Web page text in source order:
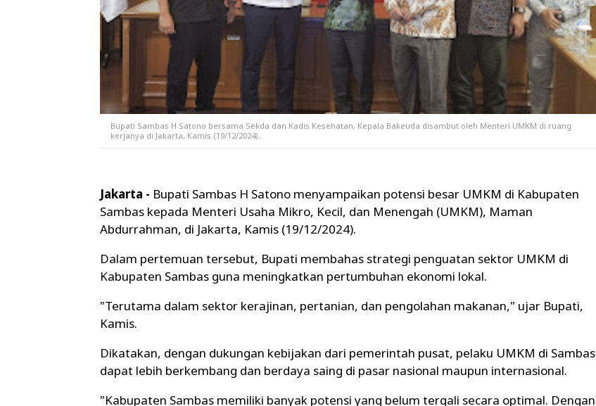
Bupati Sambas H Satono bersama Sekda dan Kadis Kesehatan, Kepala Bakeuda disambut oleh Menteri UMKM di ruang
kerjanya di Jakarta, Kamis (19/12/2024).
Jakarta - Bupati Sambas H Satono menyampaikan potensi besar UMKM di Kabupaten
Sambas kepada Menteri Usaha Mikro, Kecil, dan Menengah (UMKM), Maman
Abdurrahman, di Jakarta, Kamis (19/12/2024).
Dalam pertemuan tersebut, Bupati membahas strategi penguatan sektor UMKM di
Kabupaten Sambas guna meningkatkan pertumbuhan ekonomi lokal.
"Terutama dalam sektor kerajinan, pertanian, dan pengolahan makanan," ujar Bupati,
Kamis.
Dikatakan, dengan dukungan kebijakan dari pemerintah pusat, pelaku UMKM di Sambas
dapat lebih berkembang dan berdaya saing di pasar nasional maupun internasional.
"Kabupaten Sambas memiliki banyak potensi yang belum tergali secara optimal. Dengan